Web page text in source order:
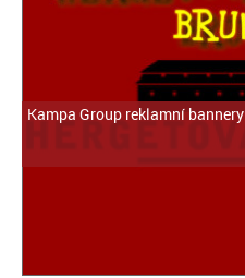
Kampa Group reklamní bannery